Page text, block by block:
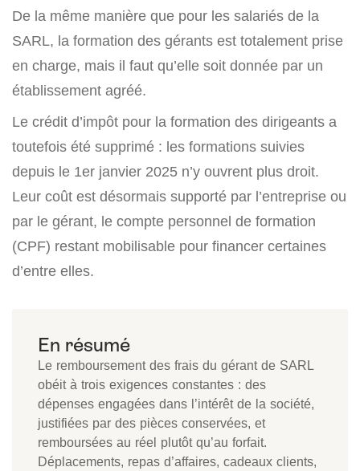
De la même manière que pour les salariés de la
SARL, la formation des gérants est totalement prise
en charge, mais il faut qu’elle soit donnée par un
établissement agréé.
Le crédit d’impôt pour la formation des dirigeants a
toutefois été supprimé : les formations suivies
depuis le 1er janvier 2025 n’y ouvrent plus droit.
Leur coût est désormais supporté par l’entreprise ou
par le gérant, le compte personnel de formation
(CPF) restant mobilisable pour financer certaines
d’entre elles.
Le remboursement des frais du gérant de SARL
obéit à trois exigences constantes : des
dépenses engagées dans l’intérêt de la société,
justifiées par des pièces conservées, et
remboursées au réel plutôt qu’au forfait.
Déplacements, repas d’affaires, cadeaux clients,